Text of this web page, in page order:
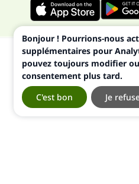
Bonjour ! Pourrions-nous
supplémentaires pour
pouvez toujours modifier
consentement plus tard.
Je
C'est bon